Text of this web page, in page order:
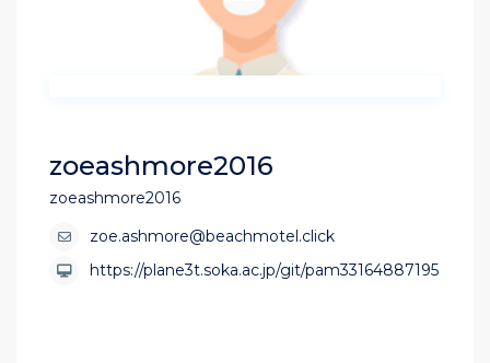
zoeashmore2016
zoeashmore2016
zoe.ashmore@beachmotel.click
https://plane3t.soka.ac.jp/git/pam33164887195